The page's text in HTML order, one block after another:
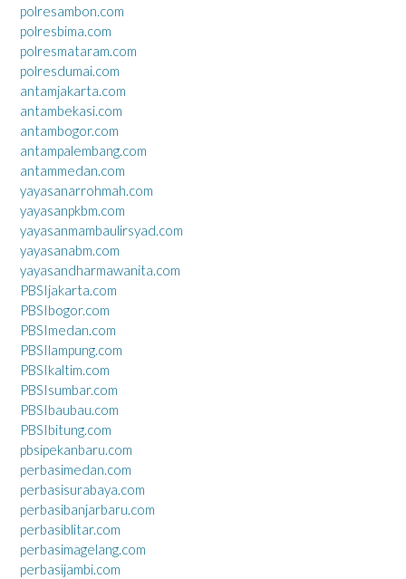
polresambon.com
polresbima.com
polresmataram.com
polresdumai.com
antamjakarta.com
antambekasi.com
antambogor.com
antampalembang.com
antammedan.com
yayasanarrohmah.com
yayasanpkbm.com
yayasanmambaulirsyad.com
yayasanabm.com
yayasandharmawanita.com
PBSIjakarta.com
PBSIbogor.com
PBSImedan.com
PBSIlampung.com
PBSIkaltim.com
PBSIsumbar.com
PBSIbaubau.com
PBSIbitung.com
pbsipekanbaru.com
perbasimedan.com
perbasisurabaya.com
perbasibanjarbaru.com
perbasiblitar.com
perbasimagelang.com
perbasijambi.com